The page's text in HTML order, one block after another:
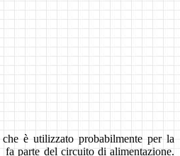
è utilizzato probabilmente per la
parte del circuito di alimentazione.